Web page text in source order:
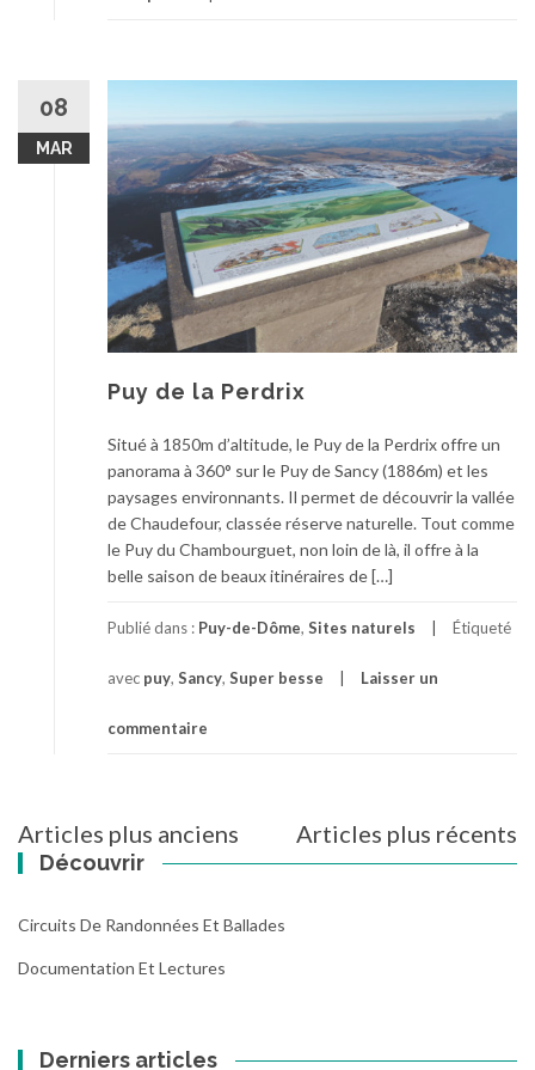
08
MAR
Puy de la Perdrix
Situé à 1850m d’altitude, le Puy de la Perdrix offre un
panorama à 360° sur le Puy de Sancy (1886m) et les
paysages environnants. Il permet de découvrir la vallée
de Chaudefour, classée réserve naturelle. Tout comme
le Puy du Chambourguet, non loin de là, il offre à la
belle saison de beaux itinéraires de […]
Publié dans : Puy-de-Dôme, Sites naturels Étiqueté
avec puy, Sancy, Super besse Laisser un
commentaire
Navigation
des
articles
Articles plus anciens Articles plus récents
Découvrir
Circuits De Randonnées Et Ballades
Documentation Et Lectures
Derniers articles